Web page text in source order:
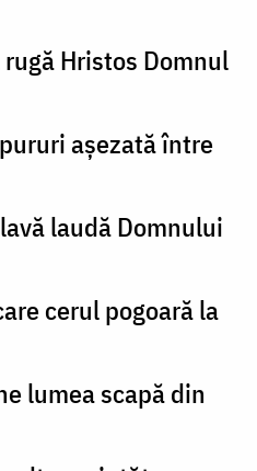
Hristos Domnul
așezată între
laudă Domnului
cerul pogoară la
lumea scapă din